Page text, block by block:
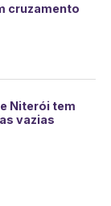
cruzamento
Niterói tem
vazias